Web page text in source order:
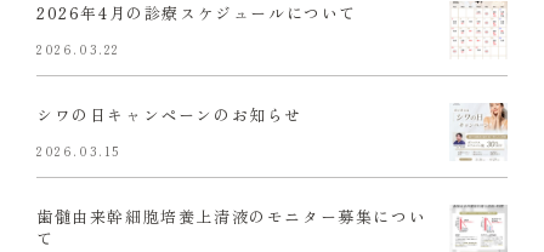
2026年4月の診療スケジュールについて
2026.03.22
シワの日キャンペーンのお知らせ
2026.03.15
歯髄由来幹細胞培養上清液のモニター募集につい
て